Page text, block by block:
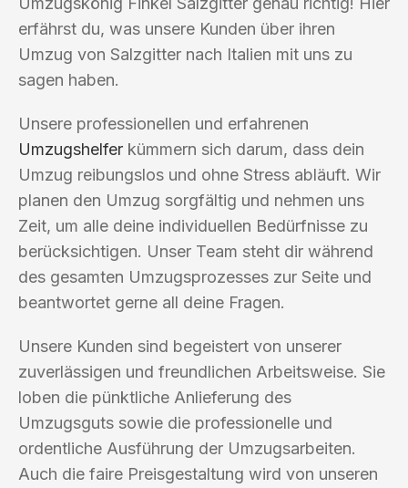
erfährst du, was unsere Kunden über ihren
Umzug von Salzgitter nach Italien mit uns zu
sagen haben.
Unsere professionellen und erfahrenen
Umzugshelfer kümmern sich darum, dass dein
Umzug reibungslos und ohne Stress abläuft. Wir
planen den Umzug sorgfältig und nehmen uns
Zeit, um alle deine individuellen Bedürfnisse zu
berücksichtigen. Unser Team steht dir während
des gesamten Umzugsprozesses zur Seite und
beantwortet gerne all deine Fragen.
Unsere Kunden sind begeistert von unserer
zuverlässigen und freundlichen Arbeitsweise. Sie
loben die pünktliche Anlieferung des
Umzugsguts sowie die professionelle und
ordentliche Ausführung der Umzugsarbeiten.
Auch die faire Preisgestaltung wird von unseren